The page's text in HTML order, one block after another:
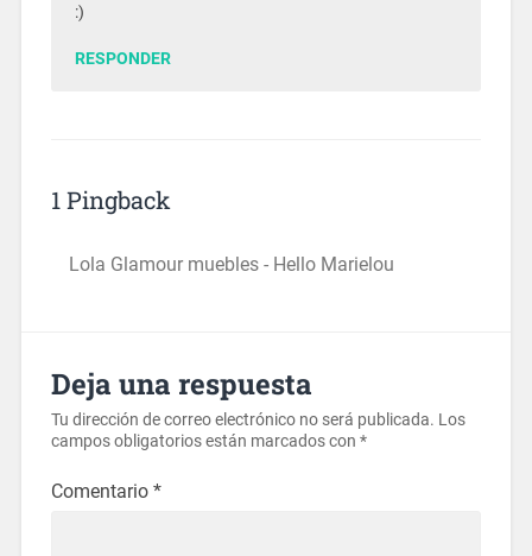
:)
RESPONDER
1 Pingback
Lola Glamour muebles - Hello Marielou
Deja una respuesta
Tu dirección de correo electrónico no será publicada. Los
campos obligatorios están marcados con *
Comentario *